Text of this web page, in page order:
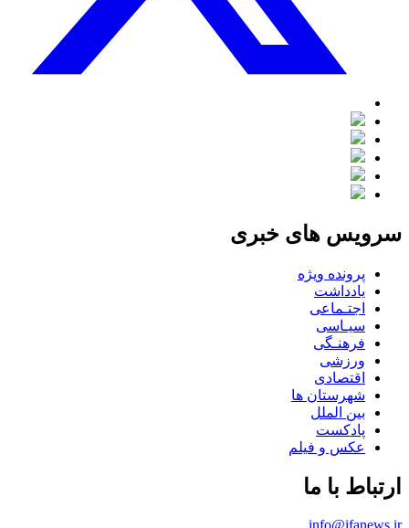
سرویس های خبری
پرونده ویژه
یادداشت
اجتـماعی
سیـاسی
فرهنـگی
ورزشی
اقتصادی
شهرستان ها
بین الملل
پادکست
عکس و فیلم
ارتباط با ما